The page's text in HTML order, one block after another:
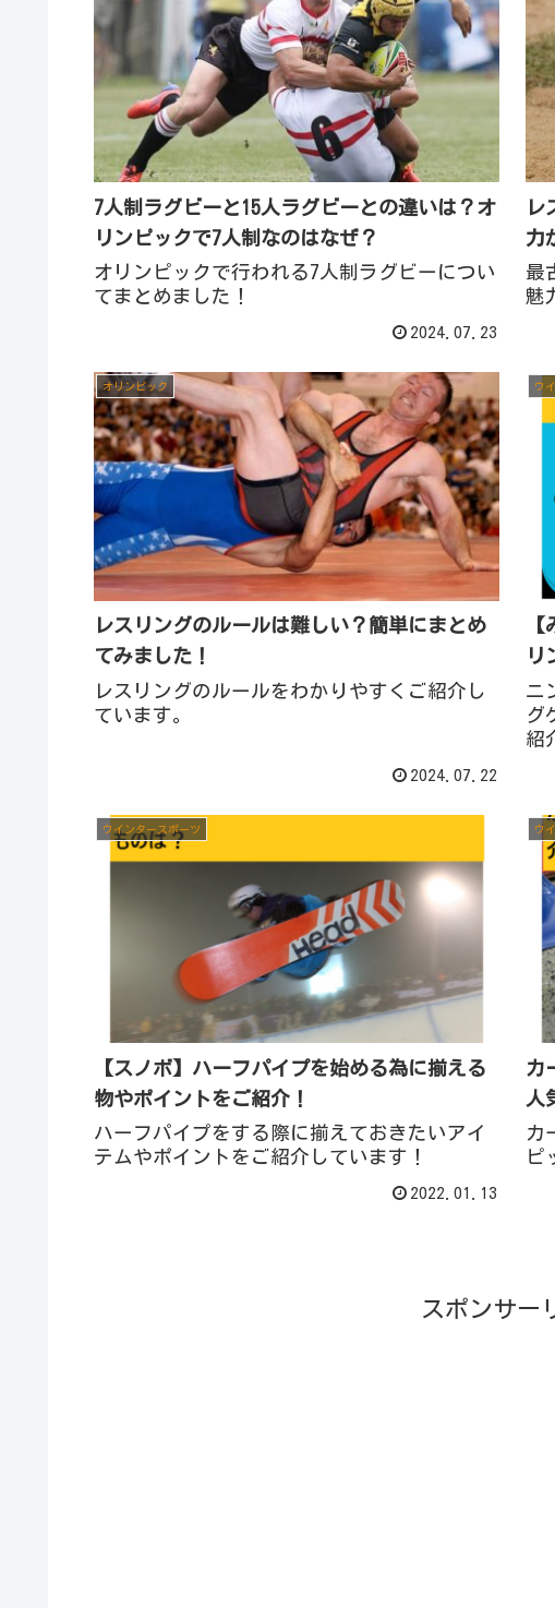
7人制ラグビーと15人ラグビーとの違いは？オ
リンピックで7人制なのはなぜ？
オリンピックで行われる7人制ラグビーについ
てまとめました！
2024.07.23
レ
力
最
魅
オリンピック
レスリングのルールは難しい？簡単にまとめ
てみました！
レスリングのルールをわかりやすくご紹介し
ています。
2024.07.22
ウ
リ
ニ
グ
紹
ウインタースポーツ
【スノボ】ハーフパイプを始める為に揃える
物やポイントをご紹介！
ハーフパイプをする際に揃えておきたいアイ
テムやポイントをご紹介しています！
2022.01.13
ウ
カ
人
カ
ピ
スポンサー